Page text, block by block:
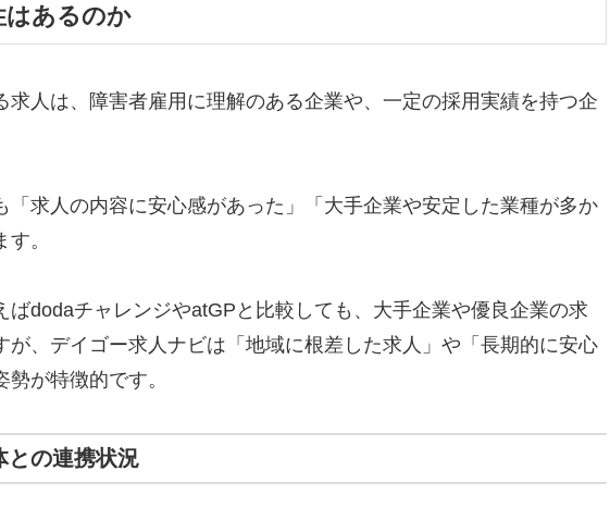
はあるのか
求人は、障害者雇用に理解のある企業や、一定の採用実績を持つ企
「求人の内容に安心感があった」「大手企業や安定した業種が多か
。
ばdodaチャレンジやatGPと比較しても、大手企業や優良企業の求
が、デイゴー求人ナビは「地域に根差した求人」や「長期的に安心
が特徴的です。
との連携状況